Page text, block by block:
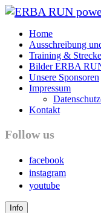
Home
Ausschreibung
Training & Strecke
Bilder ERBA
Unsere Sponsoren
Impressum
Kontakt
Follow us
facebook
instagram
youtube
Info